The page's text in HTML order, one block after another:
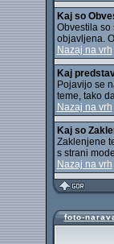
Kaj so
Obvestila so
objavljena.
Nazaj na vrh
Kaj
Pojavijo se
teme, tako
Nazaj na vrh
Kaj so
Zaklenjene
s strani
Nazaj na vrh
foto-